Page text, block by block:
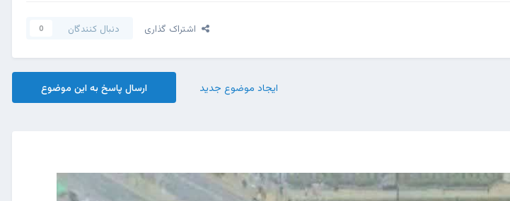
اشتراک گذاری دنبال کنندگان 0
ارسال پاسخ به این موضوع ایجاد موضوع جدید